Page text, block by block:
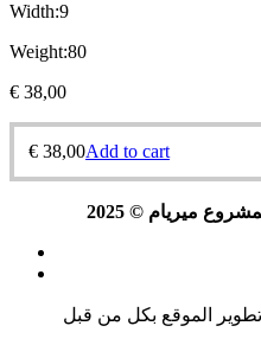
Width:9
Weight:80
€ 38,00
€ 38,00Add to cart
ميريام © 2025
الموقع بكل